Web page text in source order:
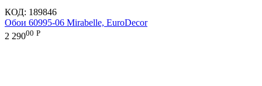
КОД: 189846
Обои 60995-06 Mirabelle, EuroDecor
2 29000 Р